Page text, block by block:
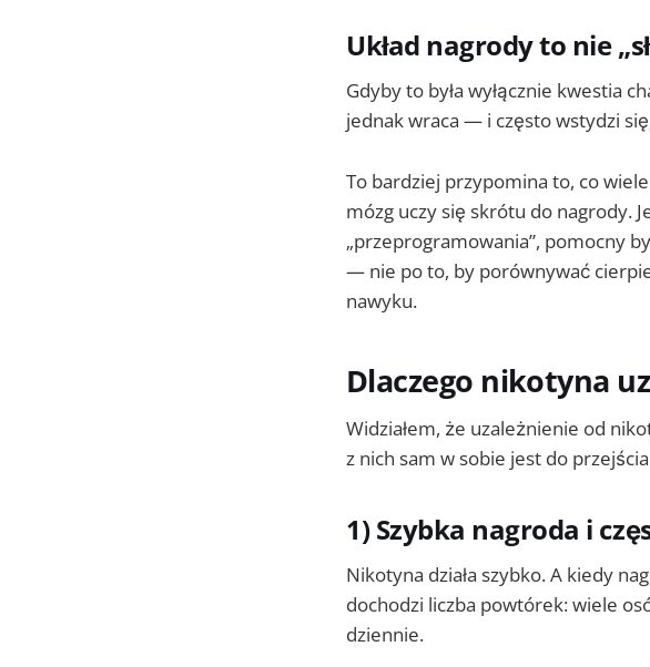
Układ nagrody to nie
Gdyby to była wyłącznie kwestia
jednak wraca — i często wstydzi
To bardziej przypomina to, co
mózg uczy się skrótu do nagrody.
„przeprogramowania”, pomocny
— nie po to, by porównywać
nawyku.
Dlaczego nikotyna
Widziałem, że uzależnienie od
z nich sam w sobie jest do
1) Szybka nagroda i
Nikotyna działa szybko. A kiedy
dochodzi liczba powtórek: wiele
dziennie.